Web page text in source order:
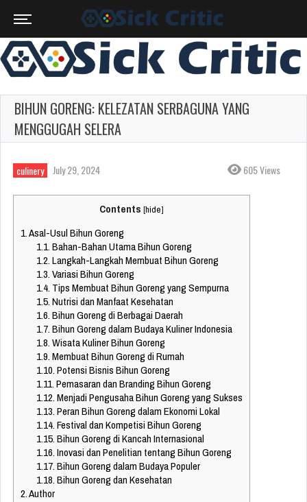
BIHUN GORENG: KELEZATAN SERBAGUNA YANG
MENGGUGAH SELERA
culinery July 29, 2024 605 Views
Contents [hide]
1.Asal-Usul Bihun Goreng
1.1.Bahan-Bahan Utama Bihun Goreng
1.2.Langkah-Langkah Membuat Bihun Goreng
1.3.Variasi Bihun Goreng
1.4. Tips Membuat Bihun Goreng yang Sempurna
1.5.Nutrisi dan Manfaat Kesehatan
1.6.Bihun Goreng di Berbagai Daerah
1.7.Bihun Goreng dalam Budaya Kuliner Indonesia
1.8.Wisata Kuliner Bihun Goreng
1.9.Membuat Bihun Goreng di Rumah
1.10.Potensi Bisnis Bihun Goreng
1.11.Pemasaran dan Branding Bihun Goreng
1.12.Menjadi Pengusaha Bihun Goreng yang Sukses
1.13.Peran Bihun Goreng dalam Ekonomi Lokal
1.14.Festival dan Kompetisi Bihun Goreng
1.15.Bihun Goreng di Kancah Internasional
1.16.Inovasi dan Penelitian tentang Bihun Goreng
1.17.Bihun Goreng dalam Budaya Populer
1.18.Bihun Goreng dan Kesehatan
2.Author